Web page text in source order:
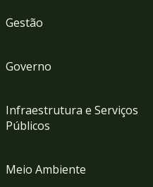
Gestão
Governo
Infraestrutura e Serviços
Públicos
Meio Ambiente